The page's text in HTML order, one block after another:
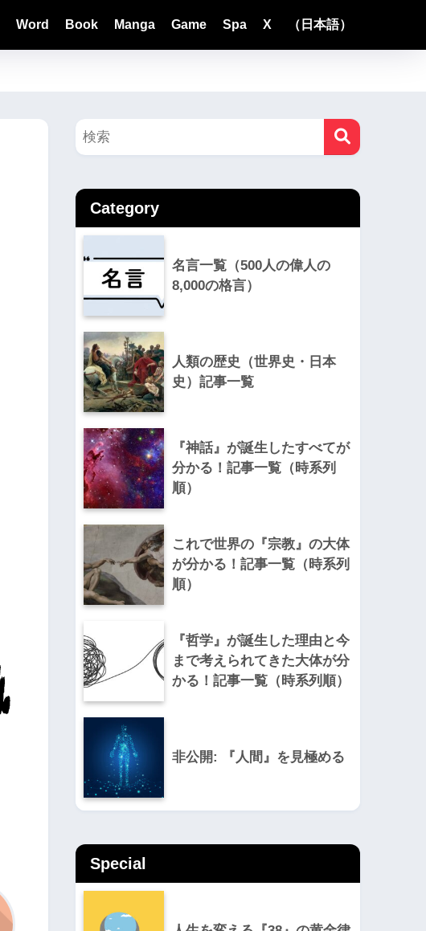
Word Book Manga Game Spa X （日本語）
Category
名言一覧（500人の偉人の
8,000の格言）
人類の歴史（世界史・日本
史）記事一覧
『神話』が誕生したすべてが
分かる！記事一覧（時系列
順）
これで世界の『宗教』の大体
が分かる！記事一覧（時系列
順）
『哲学』が誕生した理由と今
まで考えられてきた大体が分
かる！記事一覧（時系列順）
非公開: 『人間』を見極める
Special